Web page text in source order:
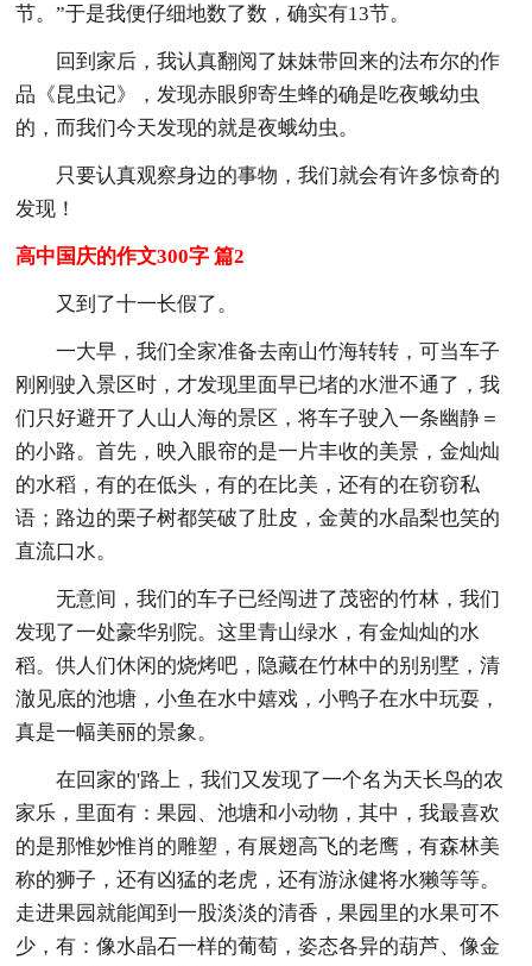
节。”于是我便仔细地数了数，确实有13节。
回到家后，我认真翻阅了妹妹带回来的法布尔的作
品《昆虫记》，发现赤眼卵寄生蜂的确是吃夜蛾幼虫
的，而我们今天发现的就是夜蛾幼虫。
只要认真观察身边的事物，我们就会有许多惊奇的
发现！
高中国庆的作文300字 篇2
又到了十一长假了。
一大早，我们全家准备去南山竹海转转，可当车子
刚刚驶入景区时，才发现里面早已堵的水泄不通了，我
们只好避开了人山人海的景区，将车子驶入一条幽静＝
的小路。首先，映入眼帘的是一片丰收的美景，金灿灿
的水稻，有的在低头，有的在比美，还有的在窃窃私
语；路边的栗子树都笑破了肚皮，金黄的水晶梨也笑的
直流口水。
无意间，我们的车子已经闯进了茂密的竹林，我们
发现了一处豪华别院。这里青山绿水，有金灿灿的水
稻。供人们休闲的烧烤吧，隐藏在竹林中的别别墅，清
澈见底的池塘，小鱼在水中嬉戏，小鸭子在水中玩耍，
真是一幅美丽的景象。
在回家的'路上，我们又发现了一个名为天长鸟的农
家乐，里面有：果园、池塘和小动物，其中，我最喜欢
的是那惟妙惟肖的雕塑，有展翅高飞的老鹰，有森林美
称的狮子，还有凶猛的老虎，还有游泳健将水獭等等。
走进果园就能闻到一股淡淡的清香，果园里的水果可不
少，有：像水晶石一样的葡萄，姿态各异的葫芦、像金